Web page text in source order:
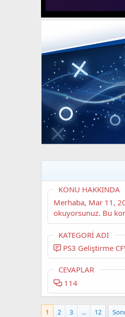
KONU HAKKINDA
Merhaba, Mar 11,
KATEGORI ADI
PS3 Geliştirme
CEVAPLAR
114
1 2 3 ... 12